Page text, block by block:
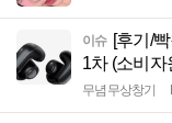
이슈 [후기/
1차 (소비자
무념무상창기